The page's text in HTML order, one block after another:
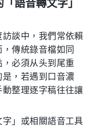
語音轉文字」
談中，我們常依賴
傳統錄音檔如同
，必須从头到尾重
，若遇到口音濃
整理逐字稿往往讓
」或相關語音工具